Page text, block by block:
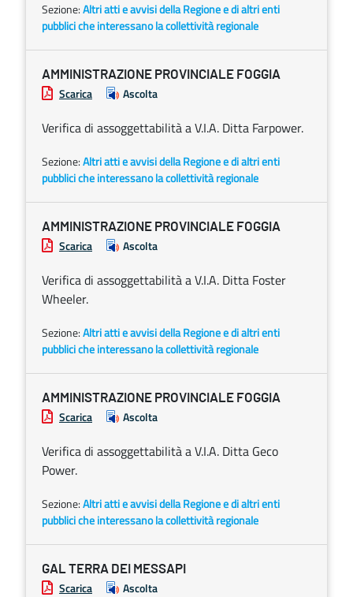
Sezione:Altri atti e avvisi della Regione e di altri enti
pubblici che interessano la collettività regionale
AMMINISTRAZIONE PROVINCIALE FOGGIA
Scarica Ascolta
Verifica di assoggettabilità a V.I.A. Ditta Farpower.
Sezione:Altri atti e avvisi della Regione e di altri enti
pubblici che interessano la collettività regionale
AMMINISTRAZIONE PROVINCIALE FOGGIA
Scarica Ascolta
Verifica di assoggettabilità a V.I.A. Ditta Foster
Wheeler.
Sezione:Altri atti e avvisi della Regione e di altri enti
pubblici che interessano la collettività regionale
AMMINISTRAZIONE PROVINCIALE FOGGIA
Scarica Ascolta
Verifica di assoggettabilità a V.I.A. Ditta Geco
Power.
Sezione:Altri atti e avvisi della Regione e di altri enti
pubblici che interessano la collettività regionale
GAL TERRA DEI MESSAPI
Scarica Ascolta